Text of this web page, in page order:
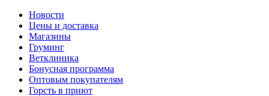
Новости
Цены и доставка
Магазины
Груминг
Ветклиника
Бонусная программа
Оптовым покупателям
Горсть в приют